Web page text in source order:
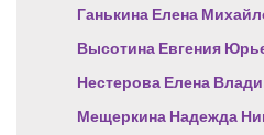
Ганькина Елена
Высотина Евгения
Нестерова Елена
Мещеркина Надежда